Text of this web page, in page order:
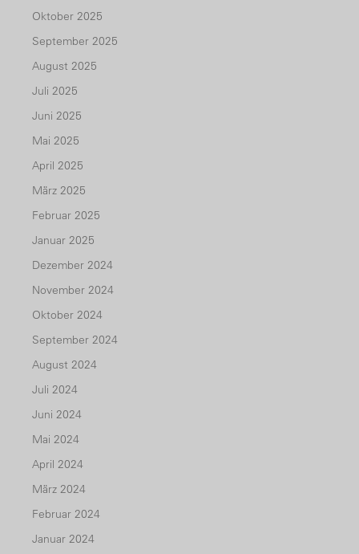
Oktober 2025
September 2025
August 2025
Juli 2025
Juni 2025
Mai 2025
April 2025
März 2025
Februar 2025
Januar 2025
Dezember 2024
November 2024
Oktober 2024
September 2024
August 2024
Juli 2024
Juni 2024
Mai 2024
April 2024
März 2024
Februar 2024
Januar 2024